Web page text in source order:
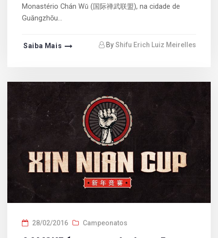
Monastério Chán Wǔ (国际禅武联盟), na cidade de
Guăngzhōu...
Saiba Mais ByShifu Erich Luiz Meirelles
28/02/2016 Campeonatos